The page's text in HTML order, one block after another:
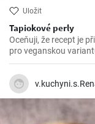
Uložit
Tapiokové perly
Oceňuji, že recept je
pro veganskou
přidat trochu
Jednoduchý, ale